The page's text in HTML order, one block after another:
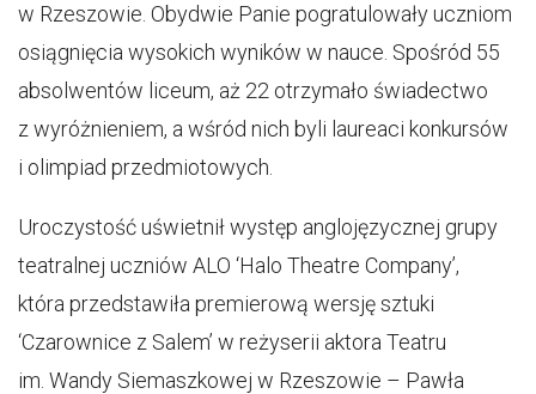
w Rzeszowie. Obydwie Panie pogratulowały uczniom
osiągnięcia wysokich wyników w nauce. Spośród 55
absolwentów liceum, aż 22 otrzymało świadectwo
z wyróżnieniem, a wśród nich byli laureaci konkursów
i olimpiad przedmiotowych.
Uroczystość uświetnił występ anglojęzycznej grupy
teatralnej uczniów ALO ‘Halo Theatre Company’,
która przedstawiła premierową wersję sztuki
‘Czarownice z Salem’ w reżyserii aktora Teatru
im. Wandy Siemaszkowej w Rzeszowie – Pawła